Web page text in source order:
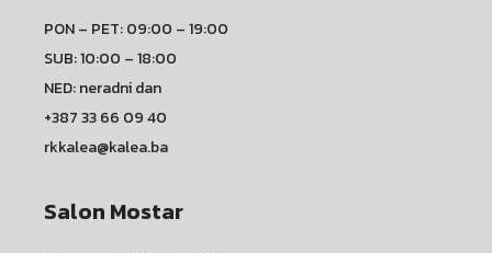
PON – PET: 09:00 – 19:00
SUB: 10:00 – 18:00
NED: neradni dan
+387 33 66 09 40
rkkalea@kalea.ba
Salon Mostar